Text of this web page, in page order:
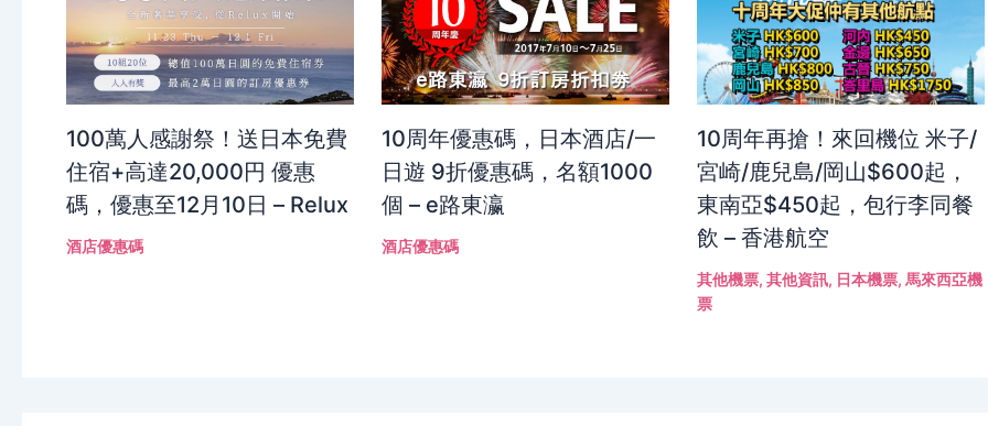
100萬人感謝祭！送日本免費
住宿+高達20,000円 優惠
碼，優惠至12月10日 – Relux
酒店優惠碼
10周年優惠碼，日本酒店/一
日遊 9折優惠碼，名額1000
個 – e路東瀛
酒店優惠碼
10周年再搶！來回機位 米子/
宮崎/鹿兒島/岡山$600起，
東南亞$450起，包行李同餐
飲 – 香港航空
其他機票, 其他資訊, 日本機票, 馬來西亞機
票